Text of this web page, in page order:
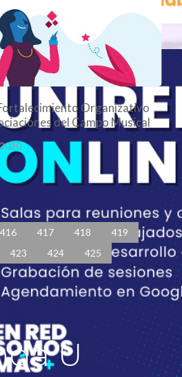
Organizativo
del Campo Musical
Página 421 de 448
416 417 418
419
423 424
425
U